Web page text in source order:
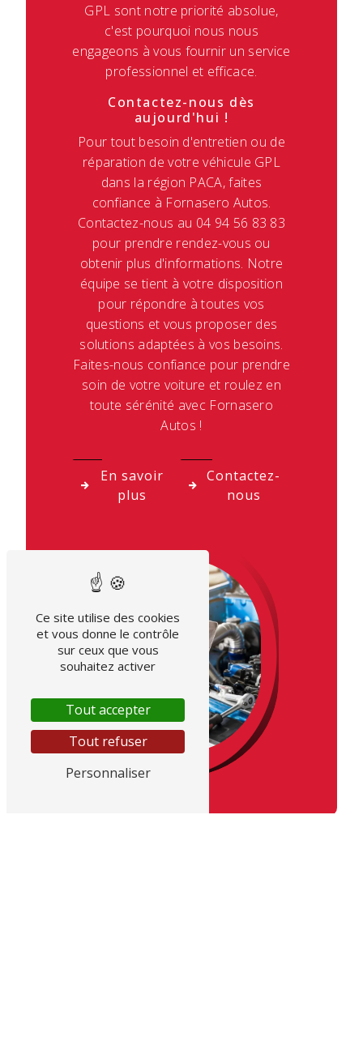
GPL sont notre priorité absolue,
c'est pourquoi nous nous
engageons à vous fournir un service
professionnel et efficace.
Contactez-nous dès
aujourd'hui !
Pour tout besoin d'entretien ou de
réparation de votre véhicule GPL
dans la région PACA, faites
confiance à Fornasero Autos.
Contactez-nous au 04 94 56 83 83
pour prendre rendez-vous ou
obtenir plus d'informations. Notre
équipe se tient à votre disposition
pour répondre à toutes vos
questions et vous proposer des
solutions adaptées à vos besoins.
Faites-nous confiance pour prendre
soin de votre voiture et roulez en
toute sérénité avec Fornasero
Autos !
En savoir
plus
Contactez-
nous
Ce site utilise des cookies
et vous donne le contrôle
sur ceux que vous
souhaitez activer
Tout accepter
Tout refuser
Personnaliser